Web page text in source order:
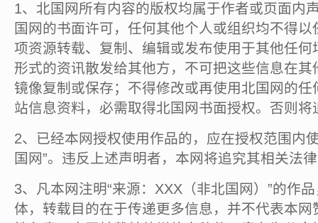
1、北国网所有内容的版权均属于作者或页面内
国网的书面许可，任何其他个人或组织均不得
项资源转载、复制、编辑或发布使用于其他任
形式的资讯散发给其他方，不可把这些信息在
镜像复制或保存；不得修改或再使用北国网的
站信息资料，必需取得北国网书面授权。否则将
2、已经本网授权使用作品的，应在授权范围内
国网”。违反上述声明者，本网将追究其相关法
3、凡本网注明“来源：XXX（非北国网）”的作
体，转载目的在于传递更多信息，并不代表本